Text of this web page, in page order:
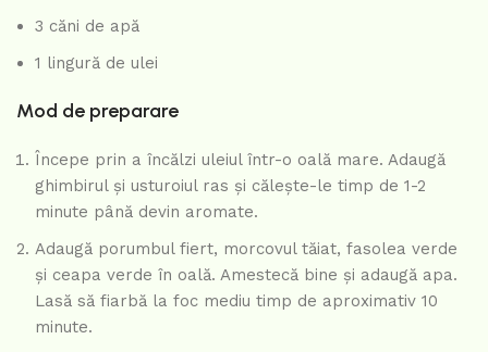
3 căni de apă
1 lingură de ulei
Mod de preparare
Începe prin a încălzi uleiul într-o oală mare. Adaugă
ghimbirul și usturoiul ras și călește-le timp de 1-2
minute până devin aromate.
Adaugă porumbul fiert, morcovul tăiat, fasolea verde
și ceapa verde în oală. Amestecă bine și adaugă apa.
Lasă să fiarbă la foc mediu timp de aproximativ 10
minute.